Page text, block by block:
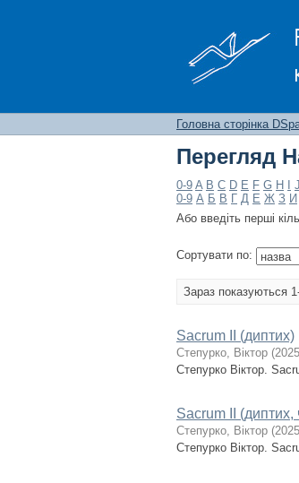
Головна сторінка
Перегляд
0-9 A B C D E F G H J
0-9 А Б В Г Д Е Ж З И
Або введіть перші
Сортувати по:
Зараз показуються
Sacrum II (диптих)
Степурко, Віктор (2025
Степурко Віктор.
Sacrum II (диптих,
Степурко, Віктор (2025
Степурко Віктор.